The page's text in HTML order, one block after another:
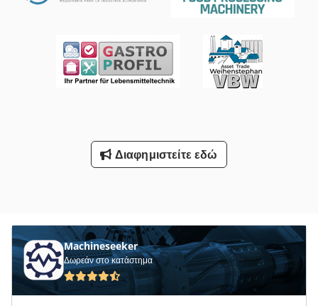
Διαφημιστείτε εδώ
Machineseeker
Δωρεάν στο κατάστημα